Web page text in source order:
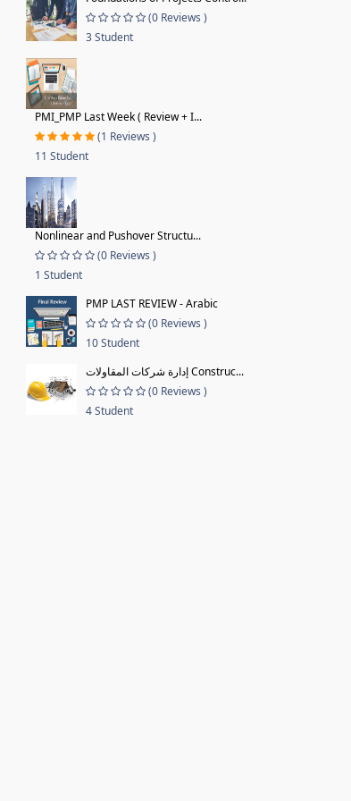
(0 Reviews )
3 Student
PMI_PMP Last Week ( Review + I...
(1 Reviews )
11 Student
Nonlinear and Pushover Structu...
(0 Reviews )
1 Student
PMP LAST REVIEW - Arabic
(0 Reviews )
10 Student
إدارة شركات المقاولات Construc...
(0 Reviews )
4 Student